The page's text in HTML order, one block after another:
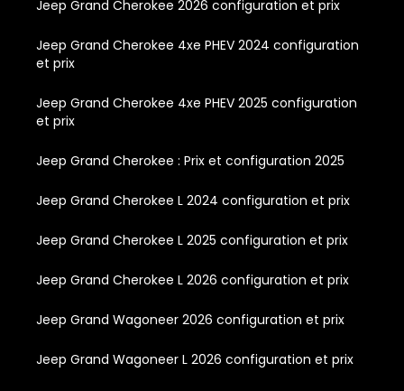
Jeep Grand Cherokee 2026 configuration et prix
Jeep Grand Cherokee 4xe PHEV 2024 configuration
et prix
Jeep Grand Cherokee 4xe PHEV 2025 configuration
et prix
Jeep Grand Cherokee : Prix et configuration 2025
Jeep Grand Cherokee L 2024 configuration et prix
Jeep Grand Cherokee L 2025 configuration et prix
Jeep Grand Cherokee L 2026 configuration et prix
Jeep Grand Wagoneer 2026 configuration et prix
Jeep Grand Wagoneer L 2026 configuration et prix